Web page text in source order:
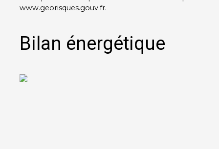
www.georisques.gouv.fr.
Bilan énergétique